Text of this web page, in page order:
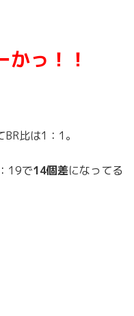
っ！！
比は1：1。
19で14個差になってる